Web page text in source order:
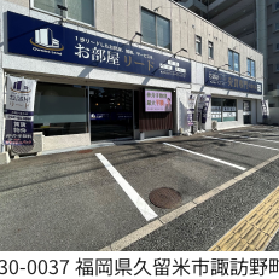
0037 福岡県久留米市諏訪野